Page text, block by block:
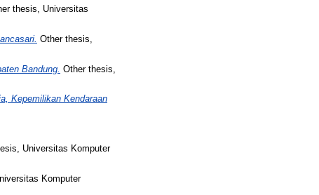
thesis, Universitas
Other thesis,
Bandung. Other thesis,
Kepemilikan Kendaraan
Universitas Komputer
Komputer